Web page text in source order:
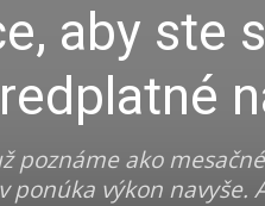
aby ste
poznáme ako
výkon navyše.